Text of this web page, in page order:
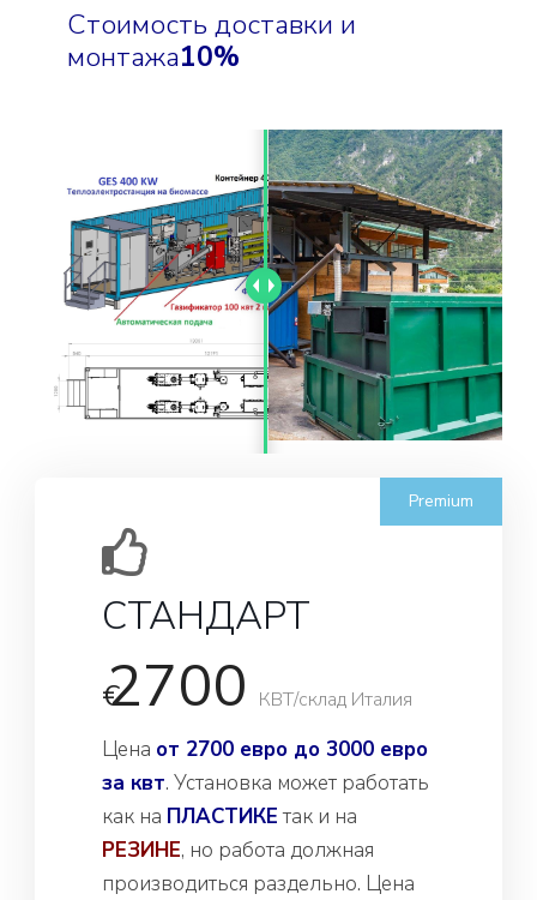
Стоимость доставки и
монтажа10%
Premium
СТАНДАРТ
€
2700 КВТ/склад Италия
Цена от 2700 евро до 3000 евро
за квт. Установка может работать
как на ПЛАСТИКЕтак и на
РЕЗИНЕ, но работа должная
производиться раздельно. Цена